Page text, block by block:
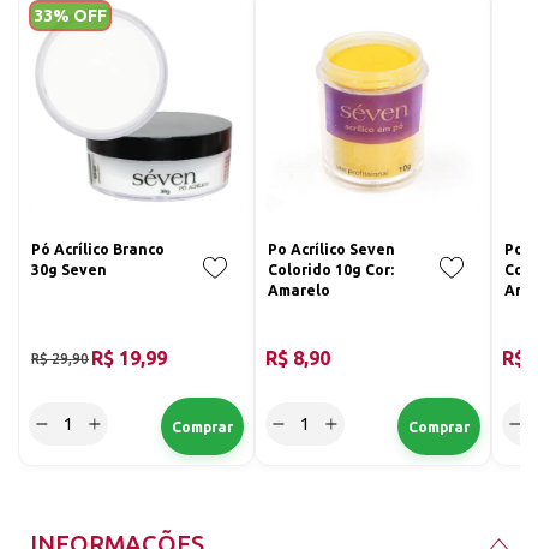
estáveis, que além de fornecerem elevada
durabilidade nas unhas artificiais,
proporcionam não só a realização de
alongamentos, mas também de decorações
3D/4D. ANVISA - PROCESSO Nº:
25351.410147/2022-79
33% OFF
Pó Acrílico Branco
30g Seven
R$ 29,90 R$ 19,99
Po Acrílico Seven
Colorido 10g Cor:
Amarelo
R$ 8,90
Po
R$